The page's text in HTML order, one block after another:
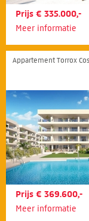
Prijs € 335.000,-
Meer informatie
Appartement Torrox
Prijs € 369.600,-
Meer informatie